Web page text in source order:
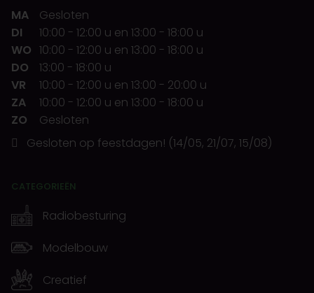
MA
Gesloten
DI
10:00 - 12:00 u en 13:00 - 18:00 u
WO 10:00 - 12:00 u en 13:00 - 18:00 u
DO
13:00 - 18:00 u
VR
10:00 - 12:00 u en 13:00 - 20:00 u
ZA
10:00 - 12:00 u en 13:00 - 18:00 u
ZO
Gesloten
Gesloten op feestdagen! (14/05, 21/07, 15/08)
CATEGORIEËN
Radiobesturing
Modelbouw
Creatief